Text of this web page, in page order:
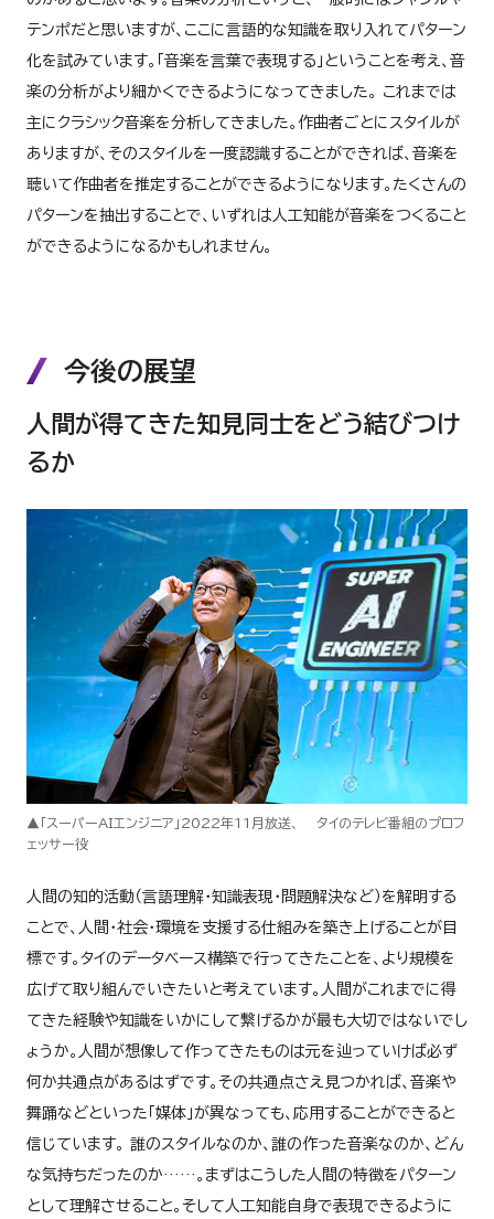
テンポだと思いますが、ここに言語的な知識を取り入れてパターン
化を試みています。「音楽を言葉で表現する」ということを考え、音
楽の分析がより細かくできるようになってきました。 これまでは
主にクラシック音楽を分析してきました。作曲者ごとにスタイルが
ありますが、そのスタイルを一度認識することができれば、音楽を
聴いて作曲者を推定することができるようになります。たくさんの
パターンを抽出することで、いずれは人工知能が音楽をつくること
ができるようになるかもしれません。
今後の展望
人間が得てきた知見同士をどう結びつけ
るか
▲「スーパーAIエンジニア」2022年11月放送、 タイのテレビ番組のプロフ
ェッサー役
人間の知的活動（言語理解・知識表現・問題解決など）を解明する
ことで、人間・社会・環境を支援する仕組みを築き上げることが目
標です。タイのデータベース構築で行ってきたことを、より規模を
広げて取り組んでいきたいと考えています。人間がこれまでに得
てきた経験や知識をいかにして繋げるかが最も大切ではないでし
ょうか。人間が想像して作ってきたものは元を辿っていけば必ず
何か共通点があるはずです。その共通点さえ見つかれば、音楽や
舞踊などといった「媒体」が異なっても、応用することができると
信じています。 誰のスタイルなのか、誰の作った音楽なのか、どん
な気持ちだったのか……。まずはこうした人間の特徴をパターン
として理解させること。そして人工知能自身で表現できるように